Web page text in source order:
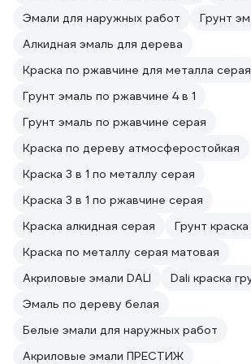
Эмали для наружных работ
Грунт
Алкидная эмаль для дерева
Краска по ржавчине для металла серая
Грунт эмаль по ржавчине 4 в 1
Грунт эмаль по ржавчине серая
Краска по дереву атмосферостойкая
Краска 3 в 1 по металлу серая
Краска 3 в 1 по ржавчине серая
Краска алкидная серая
Грунт
Краска по металлу серая матовая
Акриловые эмали DALI
Dali краска
Эмаль по дереву белая
Белые эмали для наружных работ
Акриловые эмали ПРЕСТИЖ